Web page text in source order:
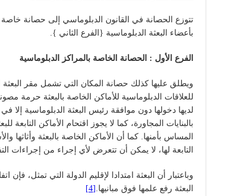
تتوزع الحصانة في القانون الدبلوماسي إلى حصانة
بأعضاء البعثة الدبلوماسية {الفرع الثاني }.
الفرع الأول : الحصانة الخاصة بالمراكز الدبلوماسية
ويطلق عليها كذلك حصانة المكان التي تشمل مقر البعثة
للعلاقات الدبلوماسية للأماكن الخاصة بالبعثة حرمة
لديها دخولها دون موافقة رئيس البعثة الدبلوماسية
بالبنايات المجاورة، كما لا يجوز اقتحام الأماكن التابعة
المساس بأمنها. كما أن الأماكن الخاصة بالبعثة وأثاثها
التابعة لها، لا يمكن أن تتعرض لأي إجراء من إجراءات
وباعتبار أن البعثة امتدادا لإقليم الدولة التي تمثل،
البعثة رفع علمها فوق مبانيها. [4]